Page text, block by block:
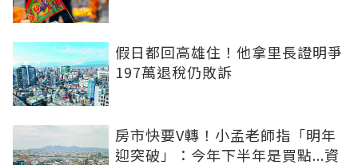
假日都回高雄住！他拿里長證明爭
197萬退稅仍敗訴
房市快要V轉！小孟老師指「明年
迎突破」：今年下半年是買點...資